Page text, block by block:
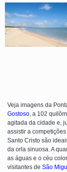
Veja imagens da
Gostoso, a 102
agitada da cidade e,
assistir a
Santo Cristo são
da orla sinuosa. A
as águas e o céu
visitantes de São